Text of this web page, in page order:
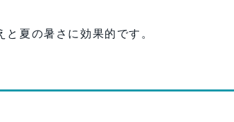
夏の暑さに効果的です。